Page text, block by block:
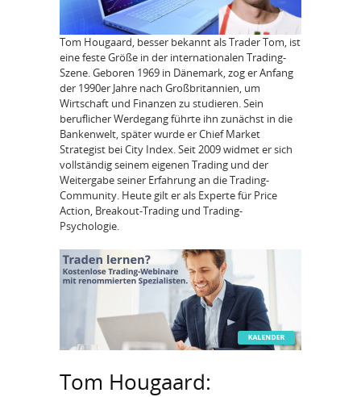
Tom Hougaard, besser bekannt als Trader Tom, ist
eine feste Größe in der internationalen Trading-
Szene. Geboren 1969 in Dänemark, zog er Anfang
der 1990er Jahre nach Großbritannien, um
Wirtschaft und Finanzen zu studieren. Sein
beruflicher Werdegang führte ihn zunächst in die
Bankenwelt, später wurde er Chief Market
Strategist bei City Index. Seit 2009 widmet er sich
vollständig seinem eigenen Trading und der
Weitergabe seiner Erfahrung an die Trading-
Community. Heute gilt er als Experte für Price
Action, Breakout-Trading und Trading-
Psychologie.
Tom Hougaard: